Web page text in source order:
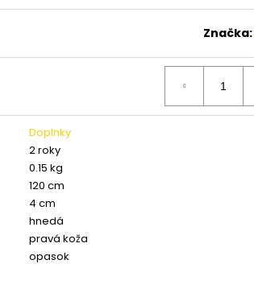
Značka:
Doplnky
2 roky
0.15 kg
120 cm
4 cm
hnedá
pravá koža
opasok